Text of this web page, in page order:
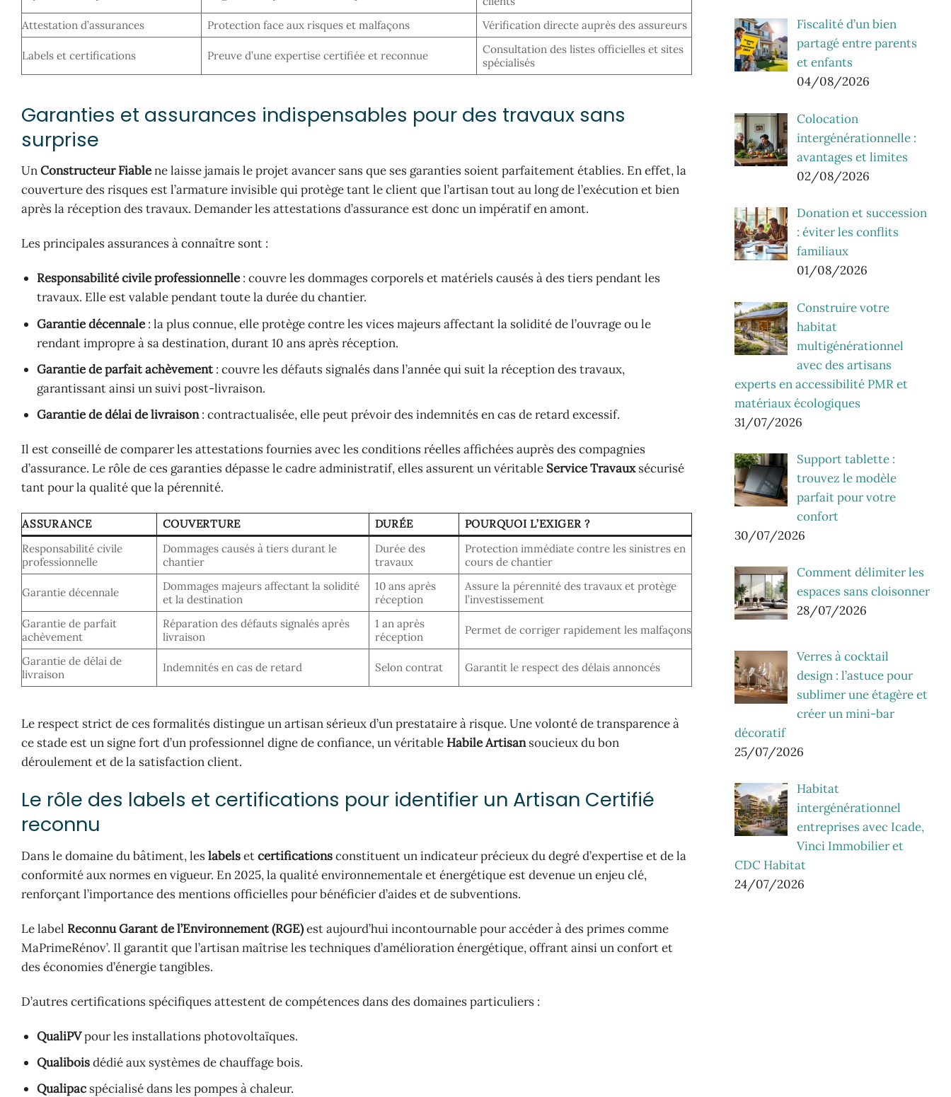
Attestation d’assurances
Protection face aux risques et malfaçons Vérification directe auprès des assureurs
Labels et certifications Preuve d’une expertise certifiée et reconnue
Consultation des listes officielles et sites
spécialisés
Garanties et assurances indispensables pour des travaux sans
surprise
UnConstructeur Fiablene laisse jamais le projet avancer sans que ses garanties soient parfaitement établies. En effet, la
couverture des risques est l’armature invisible qui protège tant le client que l’artisan tout au long de l’exécution et bien
après la réception des travaux. Demander les attestations d’assurance est donc un impératif en amont.
Les principales assurances à connaître sont :
Responsabilité civile professionnelle : couvre les dommages corporels et matériels causés à des tiers pendant les
travaux. Elle est valable pendant toute la durée du chantier.
Garantie décennale : la plus connue, elle protège contre les vices majeurs affectant la solidité de l’ouvrage ou le
rendant impropre à sa destination, durant 10 ans après réception.
Garantie de parfait achèvement : couvre les défauts signalés dans l’année qui suit la réception des travaux,
garantissant ainsi un suivi post-livraison.
Garantie de délai de livraison: contractualisée, elle peut prévoir des indemnités en cas de retard excessif.
Il est conseillé de comparer les attestations fournies avec les conditions réelles affichées auprès des compagnies
d’assurance. Le rôle de ces garanties dépasse le cadre administratif, elles assurent un véritable Service Travauxsécurisé
tant pour la qualité que la pérennité.
ASSURANCE COUVERTURE DURÉE
POURQUOI L’EXIGER ?
Responsabilité civile
professionnelle
Dommages causés à tiers durant le
chantier
Durée des
travaux
Protection immédiate contre les sinistres en
cours de chantier
Garantie décennale
Dommages majeurs affectant la solidité
et la destination
10 ans après
réception
Assure la pérennité des travaux et protège
l’investissement
Garantie de parfait
achèvement
Réparation des défauts signalés après
livraison
1 an après
réception
Permet de corriger rapidement les malfaçons
Garantie de délai de
livraison
Indemnités en cas de retard Selon contrat Garantit le respect des délais annoncés
Le respect strict de ces formalités distingue un artisan sérieux d’un prestataire à risque. Une volonté de transparence à
ce stade est un signe fort d’un professionnel digne de confiance, un véritable Habile Artisansoucieux du bon
déroulement et de la satisfaction client.
Le rôle des labels et certifications pour identifier un Artisan Certifié
reconnu
Dans le domaine du bâtiment, les labelsetcertificationsconstituent un indicateur précieux du degré d’expertise et de la
conformité aux normes en vigueur. En 2025, la qualité environnementale et énergétique est devenue un enjeu clé,
renforçant l’importance des mentions officielles pour bénéficier d’aides et de subventions.
Le label Reconnu Garant de l’Environnement (RGE)est aujourd’hui incontournable pour accéder à des primes comme
MaPrimeRénov’. Il garantit que l’artisan maîtrise les techniques d’amélioration énergétique, offrant ainsi un confort et
des économies d’énergie tangibles.
D’autres certifications spécifiques attestent de compétences dans des domaines particuliers :
QualiPVpour les installations photovoltaïques.
Qualiboisdédié aux systèmes de chauffage bois.
Qualipac spécialisé dans les pompes à chaleur.
Fiscalité d’un bien
partagé entre parents
et enfants
04/08/2026
Colocation
intergénérationnelle :
avantages et limites
02/08/2026
Donation et succession
: éviter les conflits
familiaux
01/08/2026
Construire votre
habitat
multigénérationnel
avec des artisans
experts en accessibilité PMR et
matériaux écologiques
31/07/2026
Support tablette :
trouvez le modèle
parfait pour votre
confort
30/07/2026
Comment délimiter les
espaces sans cloisonner
28/07/2026
Verres à cocktail
design : l’astuce pour
sublimer une étagère et
créer un mini-bar
décoratif
25/07/2026
Habitat
intergénérationnel
entreprises avec Icade,
Vinci Immobilier et
CDC Habitat
24/07/2026